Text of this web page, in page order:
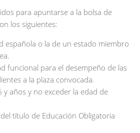
para apuntarse a la bolsa de
los siguientes:
española o la de un estado miembro
funcional para el desempeño de las
a la plaza convocada.
años y no exceder la edad de
título de Educación Obligatoria